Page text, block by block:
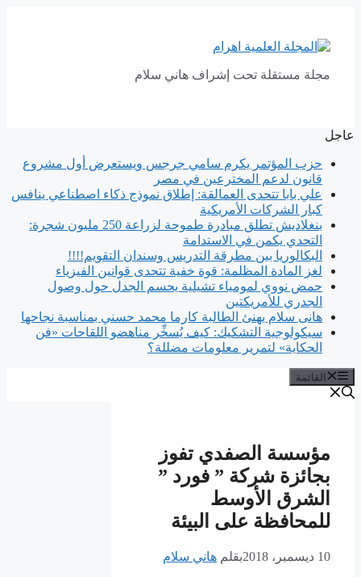
المحتوى
مجلة مستقلة تحت إشراف هاني سلام
عاجل
حزب المؤتمر يكرم سامي جرجس ويستعرض أول مشروع
قانون لدعم المخترعين في مصر
علي بابا تتحدى العمالقة: إطلاق نموذج ذكاء اصطناعي ينافس
كبار الشركات الأمريكية
بنغلاديش تطلق مبادرة طموحة لزراعة 250 مليون شجرة:
التحدي يكمن في الاستدامة
البكالوريا بين مطرقة التدريس وسندان التقويم!!!!
لغز المادة المظلمة: قوة خفية تتحدى قوانين الفيزياء
حمض نووي لمومياء تشيلية يحسم الجدل حول وصول
الجدري للأمريكتين
هانى سلام يهنئ الطالبة كارما محمد حسني بمناسبة نجاحها
سيكولوجية التشكيك: كيف يُسخِّر مناهضو اللقاحات «فن
الحكاية» لتمرير معلومات مضللة؟
القائمة
ﻣﺆﺳﺴﺔ ﺍﻟﺼﻔﺪﻱ ﺗﻔﻮﺯ
ﺑﺠﺎﺋﺰﺓ ﺷﺮﻛﺔ ” ﻓﻮﺭﺩ ”
ﺍﻟﺸﺮﻕ ﺍﻷﻭﺳﻂ
ﻟﻠﻤﺤﺎﻓﻈﺔ ﻋﻠﻰ ﺍﻟﺒﻴﺌﺔ
10 ديسمبر، 2018 بقلم هاني سلام